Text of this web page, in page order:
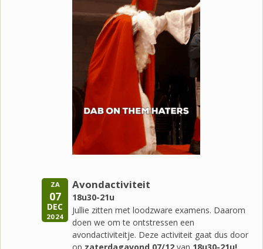
ZA
07
DEC
2024
Avondactiviteit
18u30-21u
Jullie zitten met loodzware examens. Daarom
doen we om te ontstressen een
avondactiviteitje. Deze activiteit gaat dus door